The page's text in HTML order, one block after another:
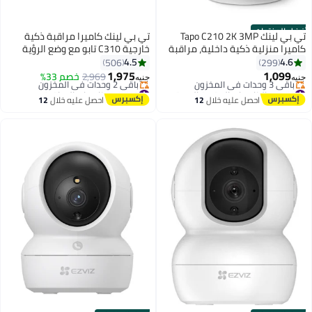
أفضل المنتجاتتي بي لينك Tapo C210 2K 3MP
كاميرا منزلية ذكية داخلية، مراقبة
الطفل، عموم وإمالة: 360 درجة
4.6
299
جنيه1,099
توصيل مجاني
باقي 3 وحدات في المخزون
احصل عليه خلال12
تي بي لينك كاميرا مراقبة ذكية
خارجية C310 تابو مع وضع الرؤية
الليلية، 3 ميجابكسل من تي بي لينك
4.5
506
جنيه1,975
2,969خصم 33%
#10 في كاميرات المراقبة
توصيل مجاني
باقي 2 وحدات في المخزون
احصل عليه خلال12